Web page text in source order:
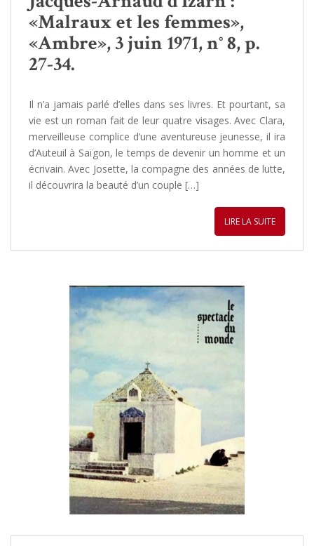
«Malraux et les femmes»,
«Ambre», 3 juin 1971, n° 8, p.
27-34.
Il n’a jamais parlé d’elles dans ses livres. Et pourtant, sa
vie est un roman fait de leur quatre visages. Avec Clara,
merveilleuse complice d’une aventureuse jeunesse, il ira
d’Auteuil à Saïgon, le temps de devenir un homme et un
écrivain. Avec Josette, la compagne des années de lutte,
il découvrira la beauté d’un couple […]
LIRE LA SUITE